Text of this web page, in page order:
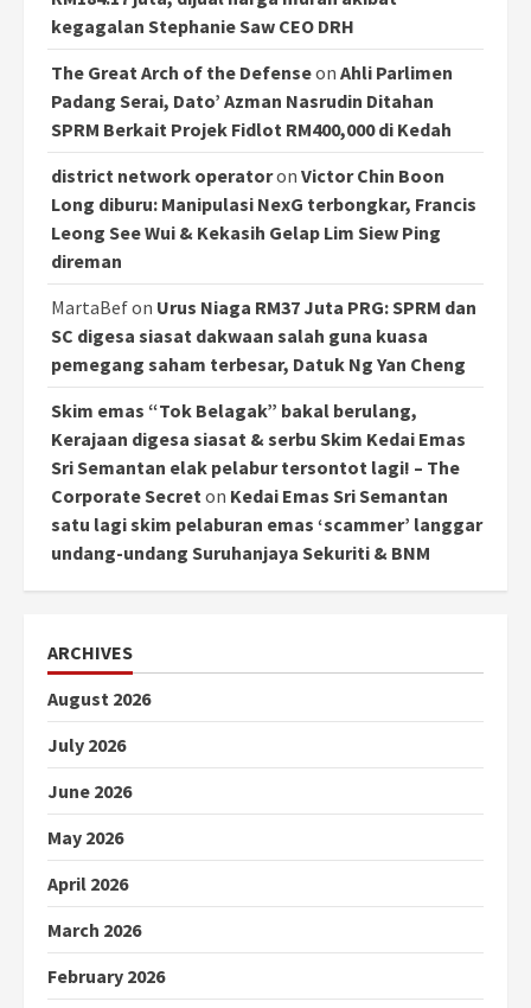
kegagalan Stephanie Saw CEO DRH
The Great Arch of the Defenseon Ahli Parlimen
Padang Serai, Dato’ Azman Nasrudin Ditahan
SPRM Berkait Projek Fidlot RM400,000 di Kedah
district network operatoron Victor Chin Boon
Long diburu: Manipulasi NexG terbongkar, Francis
Leong See Wui & Kekasih Gelap Lim Siew Ping
direman
MartaBefon Urus Niaga RM37 Juta PRG: SPRM dan
SC digesa siasat dakwaan salah guna kuasa
pemegang saham terbesar, Datuk Ng Yan Cheng
Skim emas “Tok Belagak” bakal berulang,
Kerajaan digesa siasat & serbu Skim Kedai Emas
Sri Semantan elak pelabur tersontot lagi! – The
Corporate Secret on Kedai Emas Sri Semantan
satu lagi skim pelaburan emas ‘scammer’ langgar
undang-undang Suruhanjaya Sekuriti & BNM
ARCHIVES
August 2026
July 2026
June 2026
May 2026
April 2026
March 2026
February 2026